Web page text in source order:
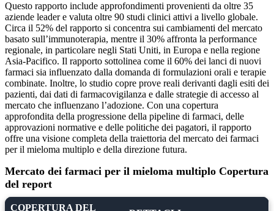
Questo rapporto include approfondimenti provenienti da oltre 35
aziende leader e valuta oltre 90 studi clinici attivi a livello globale.
Circa il 52% del rapporto si concentra sui cambiamenti del mercato
basato sull’immunoterapia, mentre il 30% affronta la performance
regionale, in particolare negli Stati Uniti, in Europa e nella regione
Asia-Pacifico. Il rapporto sottolinea come il 60% dei lanci di nuovi
farmaci sia influenzato dalla domanda di formulazioni orali e terapie
combinate. Inoltre, lo studio copre prove reali derivanti dagli esiti dei
pazienti, dai dati di farmacovigilanza e dalle strategie di accesso al
mercato che influenzano l’adozione. Con una copertura
approfondita della progressione della pipeline di farmaci, delle
approvazioni normative e delle politiche dei pagatori, il rapporto
offre una visione completa della traiettoria del mercato dei farmaci
per il mieloma multiplo e della direzione futura.
Mercato dei farmaci per il mieloma multiplo Copertura
del report
COPERTURA DEL